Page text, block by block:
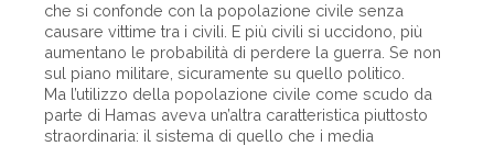
che si confonde con la popolazione civile senza
causare vittime tra i civili. E più civili si uccidono, più
aumentano le probabilità di perdere la guerra. Se non
sul piano militare, sicuramente su quello politico.
Ma l’utilizzo della popolazione civile come scudo da
parte di Hamas aveva un’altra caratteristica piuttosto
straordinaria: il sistema di quello che i media